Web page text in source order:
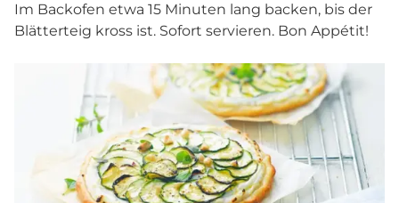
Im Backofen etwa 15 Minuten lang backen, bis der
Blätterteig kross ist. Sofort servieren. Bon Appétit!